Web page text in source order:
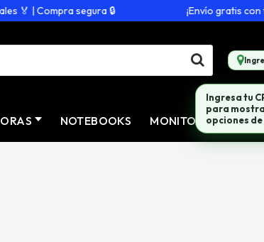
| Compra segura 🔒 ¡Envío gratis con tu
NOTEBOOKS MONITORES